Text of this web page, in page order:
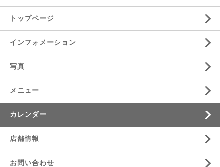
トップページ
インフォメーション
写真
メニュー
カレンダー
店舗情報
お問い合わせ